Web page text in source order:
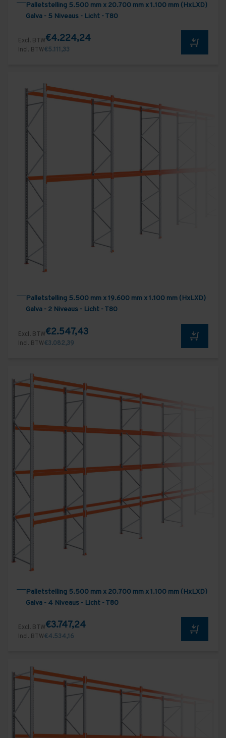
Palletstelling 5.500 mm x 20.700 mm x 1.100 mm (HxLXD)
Galva - 5 Niveaus - Licht - T80
Excl. BTW€4.224,24
Incl. BTW€5.111,33
Palletstelling 5.500 mm x 19.600 mm x 1.100 mm (HxLXD)
Galva - 2 Niveaus - Licht - T80
Excl. BTW€2.547,43
Incl. BTW€3.082,39
Palletstelling 5.500 mm x 20.700 mm x 1.100 mm (HxLXD)
Galva - 4 Niveaus - Licht - T80
Excl. BTW€3.747,24
Incl. BTW€4.534,16